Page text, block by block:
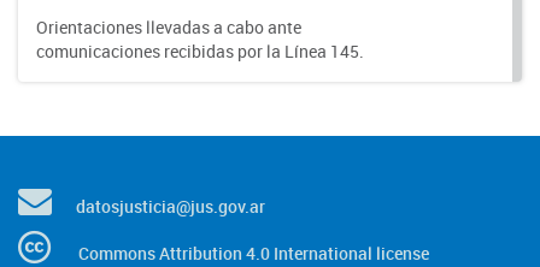
Orientaciones llevadas a cabo ante
comunicaciones recibidas por la Línea 145.
datosjusticia@jus.gov.ar
Commons Attribution 4.0 International license